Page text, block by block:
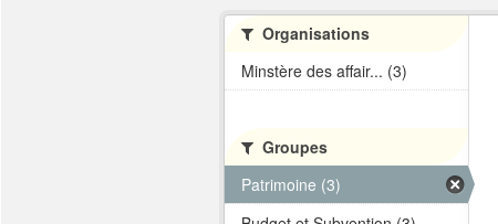
Organisations
Minstère des affair... (3)
Groupes
Patrimoine (3)